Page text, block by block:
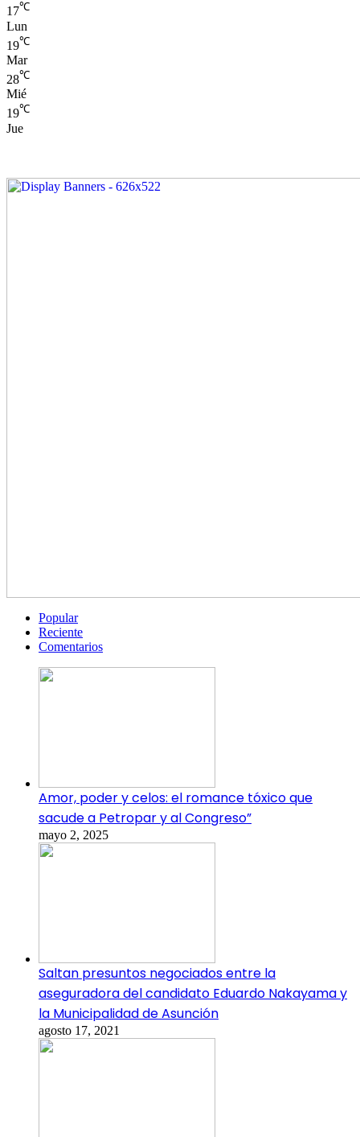
17℃
Lun
19℃
Mar
28℃
Mié
19℃
Jue
Popular
Reciente
Comentarios
Amor, poder y celos: el romance tóxico que
sacude a Petropar y al Congreso”
mayo 2, 2025
Saltan presuntos negociados entre la
aseguradora del candidato Eduardo Nakayama y
la Municipalidad de Asunción
agosto 17, 2021